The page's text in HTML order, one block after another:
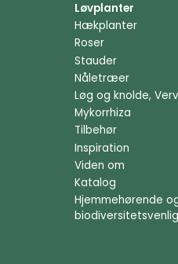
Løvplanter
Hækplanter
Roser
Stauder
Nåletræer
Løg og knolde,
Mykorrhiza
Tilbehør
Inspiration
Viden om
Katalog
Hjemmehørende